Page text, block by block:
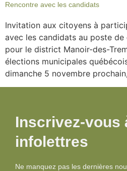
Rencontre avec les candidats
Invitation aux citoyens à
avec les candidats au poste de
pour le district Manoir-des-
élections municipales
dimanche 5 novembre
Inscrivez-vous
infolettres
Ne manquez pas les dernières